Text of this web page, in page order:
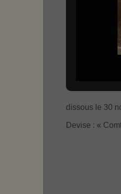
dissous le 30
Devise : «